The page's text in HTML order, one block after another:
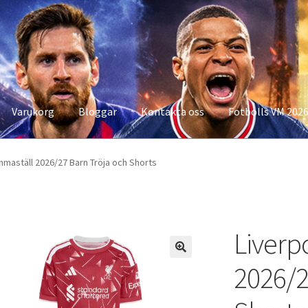
Varukorg Bloggar Kontakta oss Fotbolls VM 2026
StorleksguidenVarukorg
2026/27 Barn Tröja och Shorts
2026/